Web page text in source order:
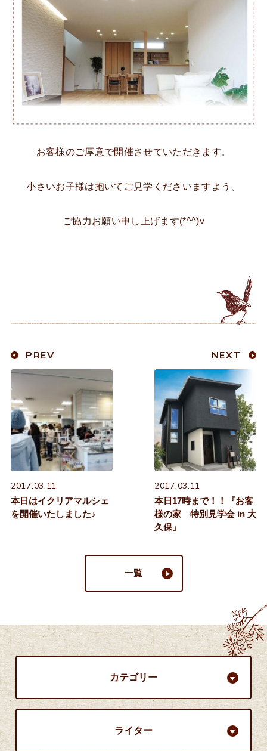
お客様のご厚意で開催させていただきます。
小さいお子様は抱いてご見学くださいますよう、
ご協力お願い申し上げます(*^^)v
PREV
2017.03.11
本日はイクリアマルシェ
を開催いたしました♪
NEXT
2017.03.11
本日17時まで！！『お客
様の家 特別見学会 in 大
久保』
一覧
カテゴリー
ライター